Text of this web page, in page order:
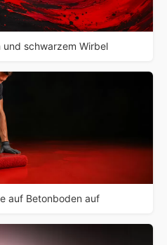
schwarzem Wirbel
auf Betonboden auf